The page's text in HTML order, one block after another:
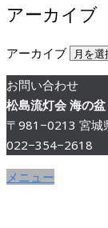
アーカイブ
アーカイブ
お問い合わせ
松島流灯会 海の
〒981−0213 宮城
022−354−2618
メニュー